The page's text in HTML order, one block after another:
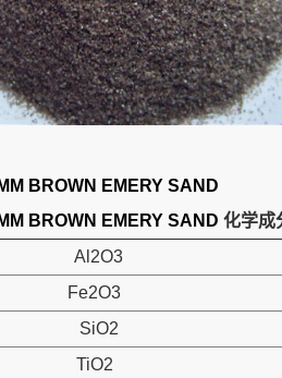
BROWN EMERY SAND
BROWN EMERY SAND 化学成
Al2O3
Fe2O3
SiO2
TiO2